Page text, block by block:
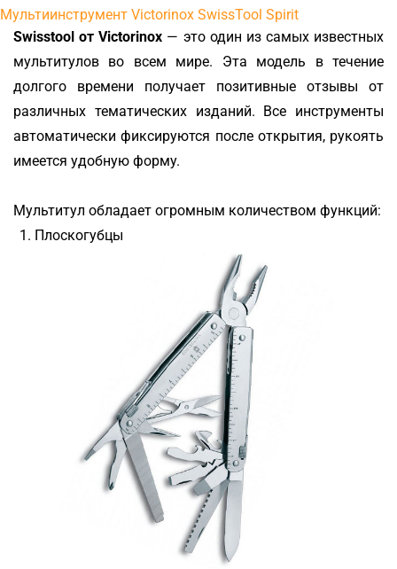
Мультиинструмент Victorinox SwissTool Spirit
Swisstool от Victorinox — это один из самых известных
мультитулов во всем мире. Эта модель в течение
долгого времени получает позитивные отзывы от
различных тематических изданий. Все инструменты
автоматически фиксируются после открытия, рукоять
имеется удобную форму.
Мультитул обладает огромным количеством функций:
Плоскогубцы